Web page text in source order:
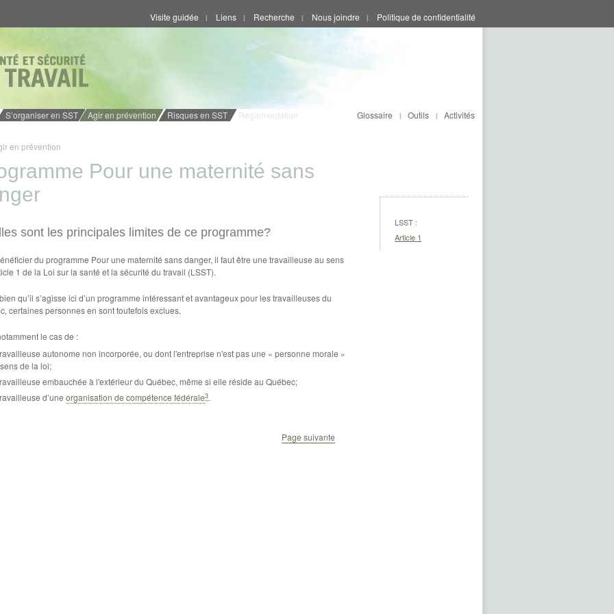
Visite guidée | Liens | Recherche | Nous joindre | Politique de confidentialité
S’organiser en SST Agir en prévention Risques en SST Réglementation Activités
Outils |
Glossaire |
en prévention
Pour une maternité sans
sont les principales limites de ce programme?
du programme Pour une maternité sans danger, il faut être une travailleuse au sens
1 de la Loi sur la santé et la sécurité du travail (LSST).
qu’il s’agisse ici d’un programme intéressant et avantageux pour les travailleuses du
certaines personnes en sont toutefois exclues.
le cas de :
autonome non incorporée, ou dont l'entreprise n'est pas une « personne morale »
de la loi;
embauchée à l'extérieur du Québec, même si elle réside au Québec;
d’une organisation de compétence fédérale3.
Page suivante
LSST :
Article 1